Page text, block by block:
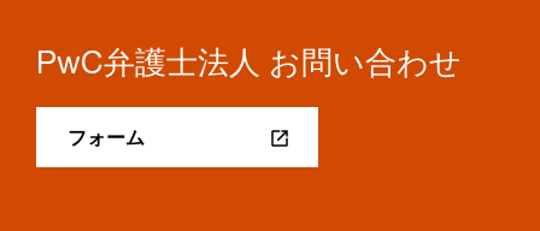
PwC弁護士法人 お問い合わせ
フォーム